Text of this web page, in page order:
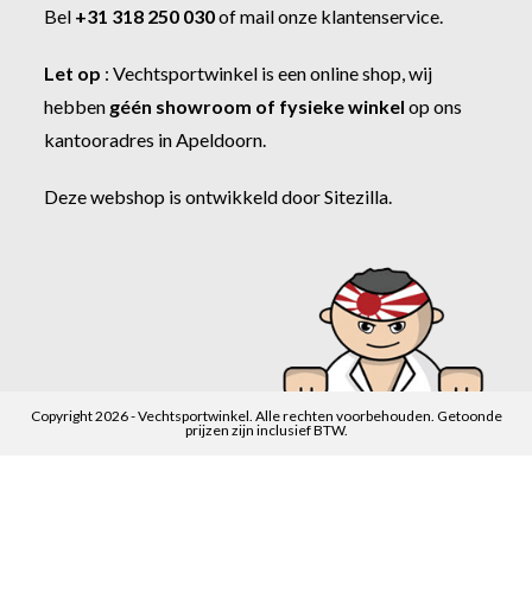
Bel +31 318 250 030ofmail onze klantenservice
Let op :Vechtsportwinkel is een online shop, wij
hebben géén showroom of fysieke winkel op ons
kantooradres in Apeldoorn.
Deze webshop is ontwikkeld doorSitezilla
Copyright 2026 - Vechtsportwinkel. Alle rechten voorbehouden. Getoonde
prijzen zijn inclusief BTW.